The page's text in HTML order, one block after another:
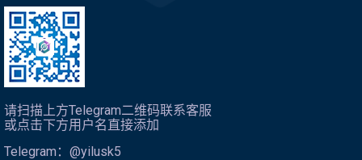
请扫描上方Telegram二维码联系客服
或点击下方用户名直接添加
Telegram： @yilusk5